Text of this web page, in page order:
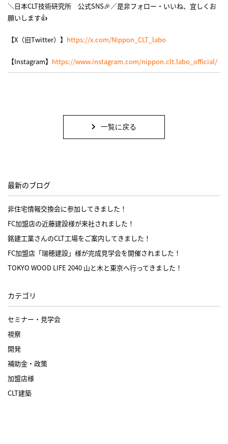
＼日本CLT技術研究所 公式SNS🎉／是非フォロー・いいね、宜しくお
願いします👍
【X（旧Twitter）】 https://x.com/Nippon_CLT_labo
【Instagram】 https://www.instagram.com/nippon.clt.labo_official/
一覧に戻る
最新のブログ
非住宅情報交換会に参加してきました！
FC加盟店の近藤建設様が来社されました！
銘建工業さんのCLT工場をご案内してきました！
FC加盟店「瑞穂建設」様が完成見学会を開催されました！
TOKYO WOOD LIFE 2040 山と木と東京へ行ってきました！
カテゴリ
セミナー・見学会
視察
開発
補助金・政策
加盟店様
CLT建築